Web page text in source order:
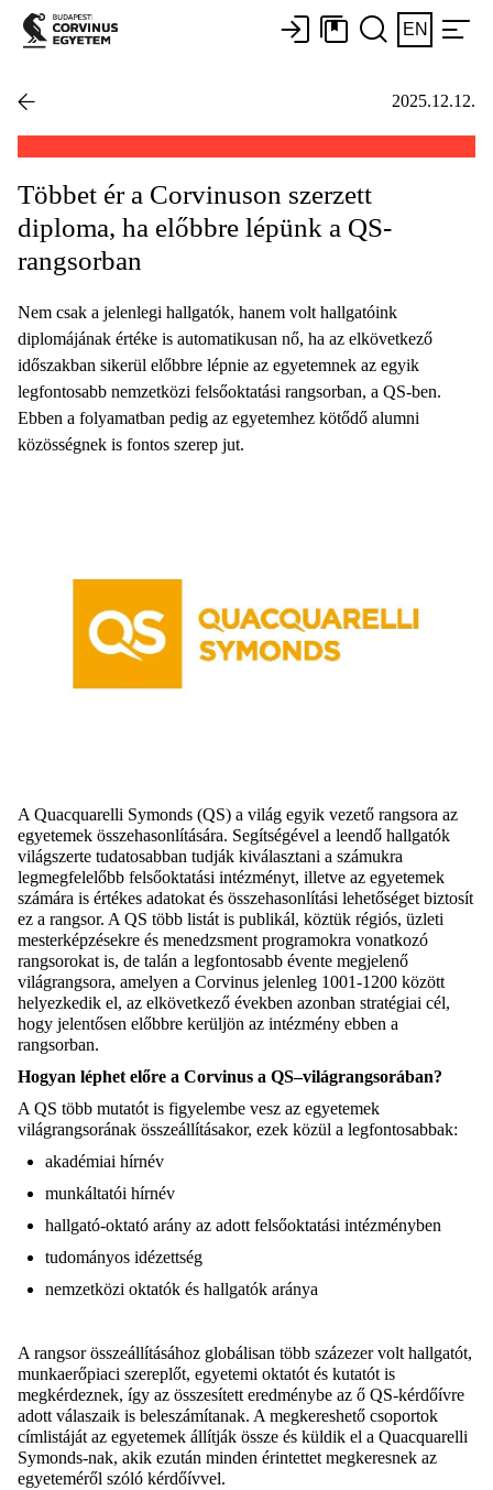
EN
2025.12.12.
Többet ér a Corvinuson szerzett
diploma, ha előbbre lépünk a QS-
rangsorban
Nem csak a jelenlegi hallgatók, hanem volt hallgatóink
diplomájának értéke is automatikusan nő, ha az elkövetkező
időszakban sikerül előbbre lépnie az egyetemnek az egyik
legfontosabb nemzetközi felsőoktatási rangsorban, a QS-ben.
Ebben a folyamatban pedig az egyetemhez kötődő alumni
közösségnek is fontos szerep jut.
A Quacquarelli Symonds (QS) a világ egyik vezető rangsora az
egyetemek összehasonlítására. Segítségével a leendő hallgatók
világszerte tudatosabban tudják kiválasztani a számukra
legmegfelelőbb felsőoktatási intézményt, illetve az egyetemek
számára is értékes adatokat és összehasonlítási lehetőséget biztosít
ez a rangsor. A QS több listát is publikál, köztük régiós, üzleti
mesterképzésekre és menedzsment programokra vonatkozó
rangsorokat is, de talán a legfontosabb évente megjelenő
világrangsora, amelyen a Corvinus jelenleg 1001-1200 között
helyezkedik el, az elkövetkező években azonban stratégiai cél,
hogy jelentősen előbbre kerüljön az intézmény ebben a
rangsorban.
Hogyan léphet előre a Corvinus a QS–világrangsorában?
A QS több mutatót is figyelembe vesz az egyetemek
világrangsorának összeállításakor, ezek közül a legfontosabbak:
akadémiai hírnév
munkáltatói hírnév
hallgató-oktató arány az adott felsőoktatási intézményben
tudományos idézettség
nemzetközi oktatók és hallgatók aránya
A rangsor összeállításához globálisan több százezer volt hallgatót,
munkaerőpiaci szereplőt, egyetemi oktatót és kutatót is
megkérdeznek, így az összesített eredménybe az ő QS-kérdőívre
adott válaszaik is beleszámítanak. A megkereshető csoportok
címlistáját az egyetemek állítják össze és küldik el a Quacquarelli
Symonds-nak, akik ezután minden érintettet megkeresnek az
egyeteméről szóló kérdőívvel.